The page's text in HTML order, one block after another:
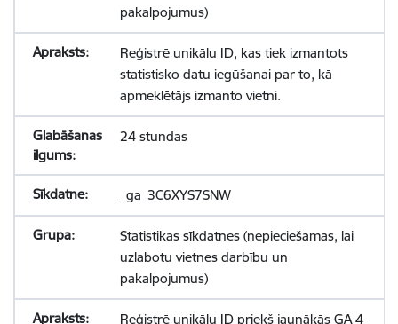
pakalpojumus)
Reģistrē unikālu ID, kas tiek izmantots
statistisko datu iegūšanai par to, kā
apmeklētājs izmanto vietni.
24 stundas
_ga_3C6XYS7SNW
Statistikas sīkdatnes (nepieciešamas, lai
uzlabotu vietnes darbību un
pakalpojumus)
Reģistrē unikālu ID priekš jaunākās GA 4